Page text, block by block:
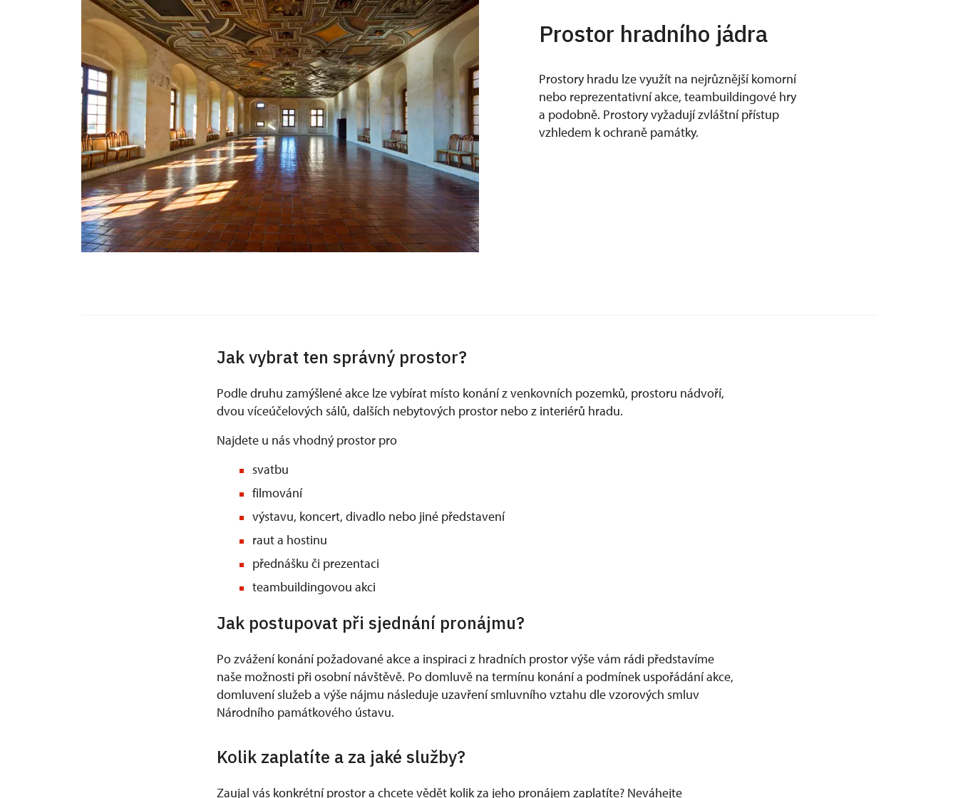
Prostor hradního jádra
Prostory hradu lze využít na nejrůznější komorní
nebo reprezentativní akce, teambuildingové hry
a podobně. Prostory vyžadují zvláštní přístup
vzhledem k ochraně památky.
Jak vybrat ten správný prostor?
Podle druhu zamýšlené akce lze vybírat místo konání z venkovních pozemků, prostoru nádvoří,
dvou víceúčelových sálů, dalších nebytových prostor nebo z interiérů hradu.
Najdete u nás vhodný prostor pro
svatbu
filmování
výstavu, koncert, divadlo nebo jiné představení
raut a hostinu
přednášku či prezentaci
teambuildingovou akci
Jak postupovat při sjednání pronájmu?
Po zvážení konání požadované akce a inspiraci z hradních prostor výše vám rádi představíme
naše možnosti při osobní návštěvě. Po domluvě na termínu konání a podmínek uspořádání akce,
domluvení služeb a výše nájmu následuje uzavření smluvního vztahu dle vzorových smluv
Národního památkového ústavu.
Kolik zaplatíte a za jaké služby?
Zaujal vás konkrétní prostor a chcete vědět kolik za jeho pronájem zaplatíte? Neváhejte